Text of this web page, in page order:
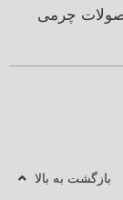
چرمی
بازگشت به بالا